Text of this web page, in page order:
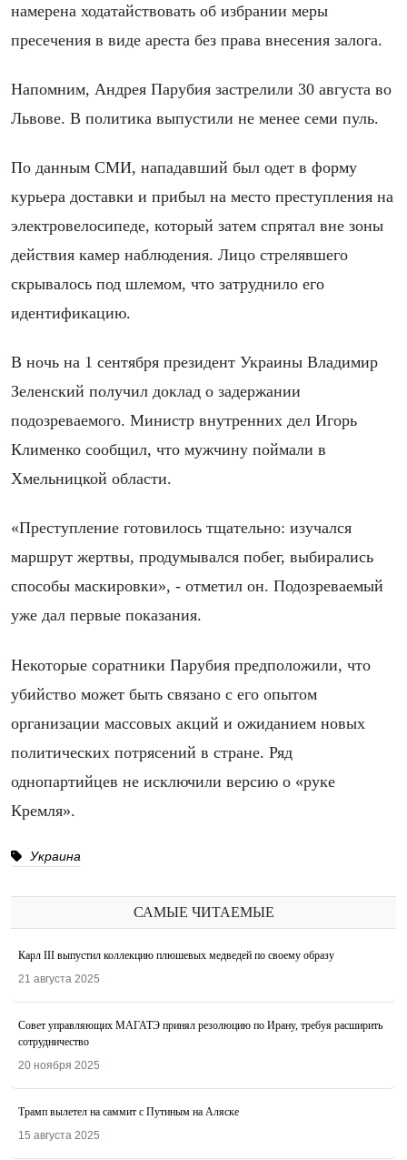
намерена ходатайствовать об избрании меры
пресечения в виде ареста без права внесения залога.
Напомним, Андрея Парубия застрелили 30 августа во
Львове. В политика выпустили не менее семи пуль.
По данным СМИ, нападавший был одет в форму
курьера доставки и прибыл на место преступления на
электровелосипеде, который затем спрятал вне зоны
действия камер наблюдения. Лицо стрелявшего
скрывалось под шлемом, что затруднило его
идентификацию.
В ночь на 1 сентября президент Украины Владимир
Зеленский получил доклад о задержании
подозреваемого. Министр внутренних дел Игорь
Клименко сообщил, что мужчину поймали в
Хмельницкой области.
«Преступление готовилось тщательно: изучался
маршрут жертвы, продумывался побег, выбирались
способы маскировки», - отметил он. Подозреваемый
уже дал первые показания.
Некоторые соратники Парубия предположили, что
убийство может быть связано с его опытом
организации массовых акций и ожиданием новых
политических потрясений в стране. Ряд
однопартийцев не исключили версию о «руке
Кремля».
Украина
САМЫЕ ЧИТАЕМЫЕ
Карл III выпустил коллекцию плюшевых медведей по своему образу
21 августа 2025
Совет управляющих МАГАТЭ принял резолюцию по Ирану, требуя расширить
сотрудничество
20 ноября 2025
Трамп вылетел на саммит с Путиным на Аляске
15 августа 2025